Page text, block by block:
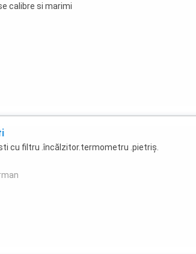
calibre si marimi
cu filtru .încălzitor.termometru .pietriș.